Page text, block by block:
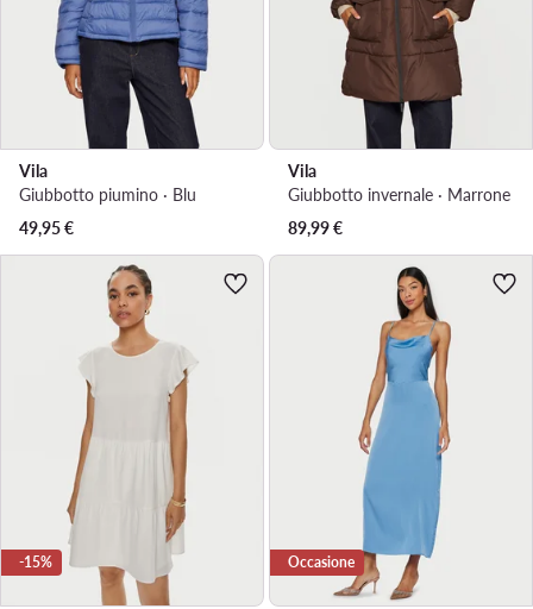
Vila
Giubbotto piumino · Blu
49,95€
Vila
Giubbotto invernale · Marrone
89,99€
-15% Occasione